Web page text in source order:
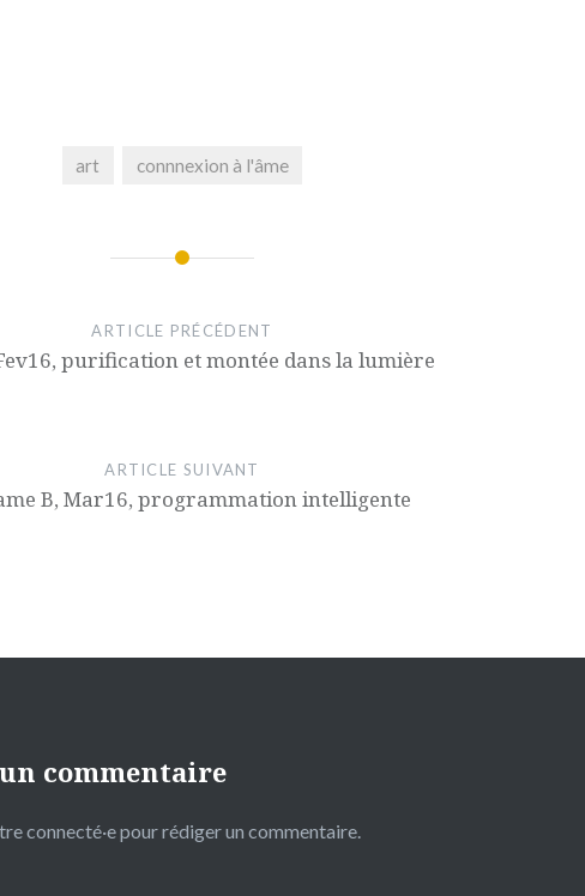
art connnexion à l'âme
ARTICLE PRÉCÉDENT
purification et montée dans la lumière
ARTICLE SUIVANT
B, Mar16, programmation intelligente
commentaire
connecté·epour rédiger un commentaire.